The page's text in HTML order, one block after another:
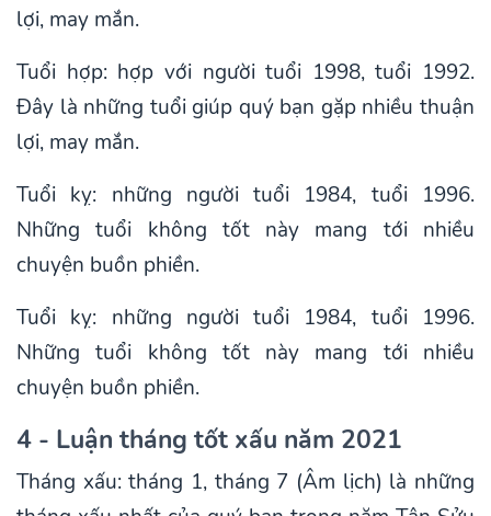
lợi, may mắn.
Tuổi hợp: hợp với người tuổi 1998, tuổi 1992.
Đây là những tuổi giúp quý bạn gặp nhiều thuận
lợi, may mắn.
Tuổi kỵ: những người tuổi 1984, tuổi 1996.
Những tuổi không tốt này mang tới nhiều
chuyện buồn phiền.
Tuổi kỵ: những người tuổi 1984, tuổi 1996.
Những tuổi không tốt này mang tới nhiều
chuyện buồn phiền.
4 - Luận tháng tốt xấu năm 2021
Tháng xấu: tháng 1, tháng 7 (Âm lịch) là những